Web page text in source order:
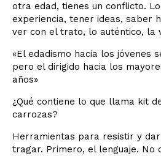
otra edad, tienes un conflicto.
experiencia, tener ideas, saber
ver con el trato, lo auténtico, la
«El edadismo hacia los jóvenes
pero el dirigido hacia los
años»
¿Qué contiene lo que llama kit
carrozas?
Herramientas para resistir y
tragar. Primero, el lenguaje. No